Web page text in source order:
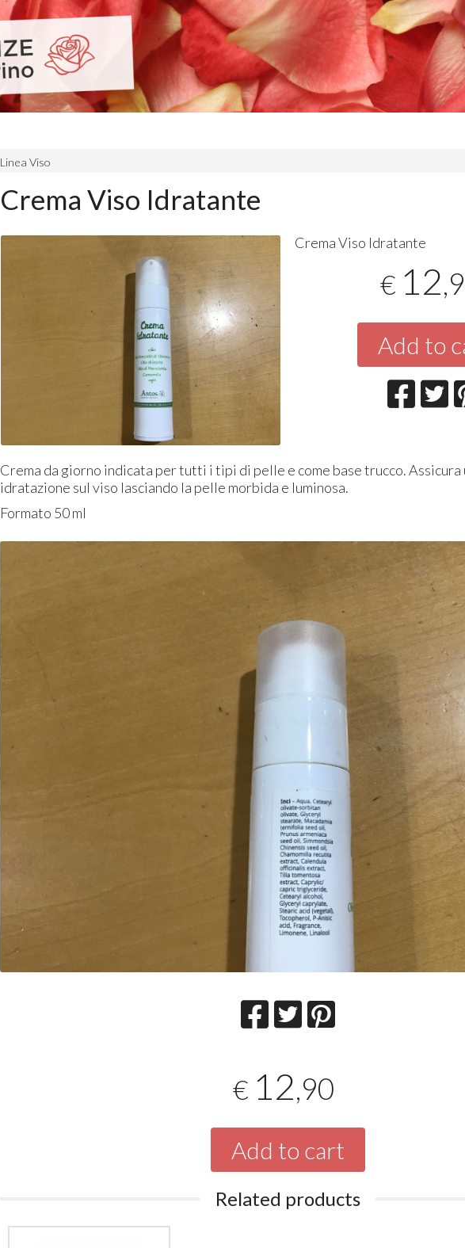
Linea Viso
Crema Viso Idratante
Crema Viso Idratante
€ 12
Add to
Crema da giorno indicata per tutti i tipi di pelle e come base trucco.
idratazione sul viso lasciando la pelle morbida e luminosa.
Formato 50 ml
€ 12,90
Add to cart
Related products